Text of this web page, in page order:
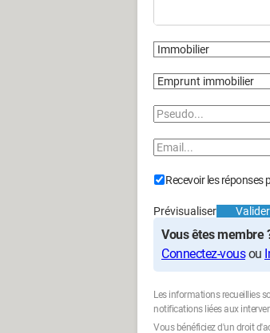
Recevoir les réponses
Prévisualiser Valider
Vous êtes membre
Connectez-vousou
Les informations recueillies
notifications liées aux
Vous bénéficiez d'un droit